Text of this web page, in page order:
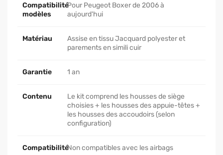
Compatibilité
modèles
Pour Peugeot Boxer de 2006 à
aujourd'hui
Matériau
Assise en tissu Jacquard polyester et
parements en simili cuir
Garantie 1 an
Contenu
Le kit comprend les housses de siège
choisies + les housses des appuie-têtes +
les housses des accoudoirs (selon
configuration)
CompatibilitéNon compatibles avec les airbags